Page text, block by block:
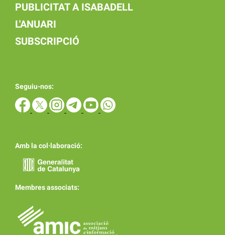
PUBLICITAT A ISABADELL
L'ANUARI
SUBSCRIPCIÓ
Seguiu-nos:
Amb la col·laboració:
Membres associats: